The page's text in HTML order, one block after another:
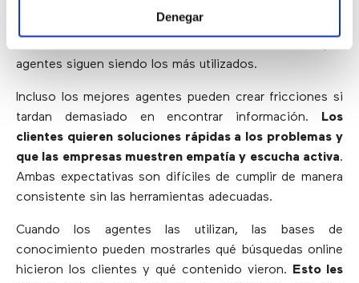
Denegar
. Aunque la adopción del autoservicio
agentes siguen siendo los más utilizados.
Incluso los mejores agentes pueden crear fricciones si
tardan demasiado en encontrar información.
Los
clientes quieren soluciones rápidas a los problemas y
que las empresas muestren empatía y escucha activa.
Ambas expectativas son difíciles de cumplir de manera
consistente sin las herramientas adecuadas.
Cuando los agentes las utilizan, las bases de
conocimiento pueden mostrarles qué búsquedas online
hicieron los clientes y qué contenido vieron.
Esto les